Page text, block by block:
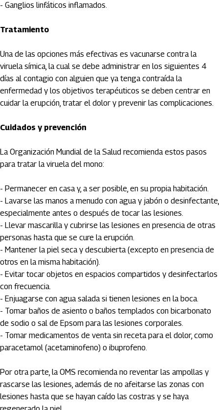
- Ganglios linfáticos inflamados.
Tratamiento
Una de las opciones más efectivas es vacunarse contra la
viruela símica, la cual se debe administrar en los siguientes 4
días al contagio con alguien que ya tenga contraída la
enfermedad y los objetivos terapéuticos se deben centrar en
cuidar la erupción, tratar el dolor y prevenir las complicaciones.
Cuidados y prevención
La Organización Mundial de la Salud recomienda estos pasos
para tratar la viruela del mono:
- Permanecer en casa y, a ser posible, en su propia habitación.
- Lavarse las manos a menudo con agua y jabón o desinfectante,
especialmente antes o después de tocar las lesiones.
- Llevar mascarilla y cubrirse las lesiones en presencia de otras
personas hasta que se cure la erupción.
- Mantener la piel seca y descubierta (excepto en presencia de
otros en la misma habitación).
- Evitar tocar objetos en espacios compartidos y desinfectarlos
con frecuencia.
- Enjuagarse con agua salada si tienen lesiones en la boca.
- Tomar baños de asiento o baños templados con bicarbonato
de sodio o sal de Epsom para las lesiones corporales.
- Tomar medicamentos de venta sin receta para el dolor, como
paracetamol (acetaminofeno) o ibuprofeno.
Por otra parte, la OMS recomienda no reventar las ampollas y
rascarse las lesiones, además de no afeitarse las zonas con
lesiones hasta que se hayan caído las costras y se haya